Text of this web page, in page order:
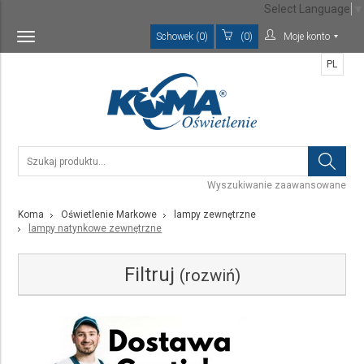
Toggle
navigation
Schowek (0) (0) Moje konto
Wyszukiwanie zaawansowane
PL
Koma Oświetlenie Markowe
lampy zewnętrzne
lampy natynkowe zewnętrzne
Filtruj (rozwiń)
Kategoria
Select Language